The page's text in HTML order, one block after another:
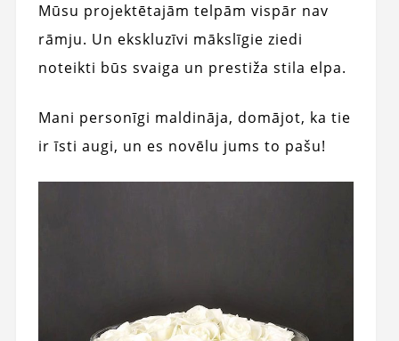
Mūsu projektētajām telpām vispār nav
rāmju. Un ekskluzīvi mākslīgie ziedi
noteikti būs svaiga un prestiža stila elpa.
Mani personīgi maldināja, domājot, ka tie
ir īsti augi, un es novēlu jums to pašu!